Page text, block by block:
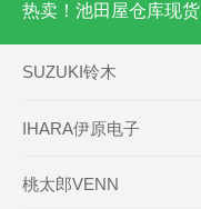
热卖！池田屋仓库现货
SUZUKI铃木
IHARA伊原电子
桃太郎VENN